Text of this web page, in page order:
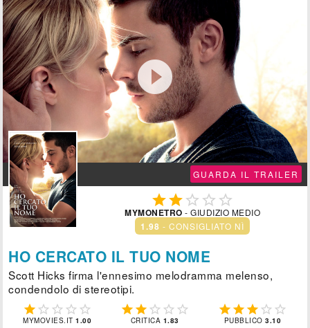

GUARDA IL TRAILER
   
MYMONETRO - GIUDIZIO MEDIO
1.98 - CONSIGLIATO NÌ
HO CERCATO IL TUO NOME
Scott Hicks firma l'ennesimo melodramma melenso,
condendolo di stereotipi.
    
MYMOVIES.IT1.00
    
CRITICA 1.83
    
PUBBLICO3.10